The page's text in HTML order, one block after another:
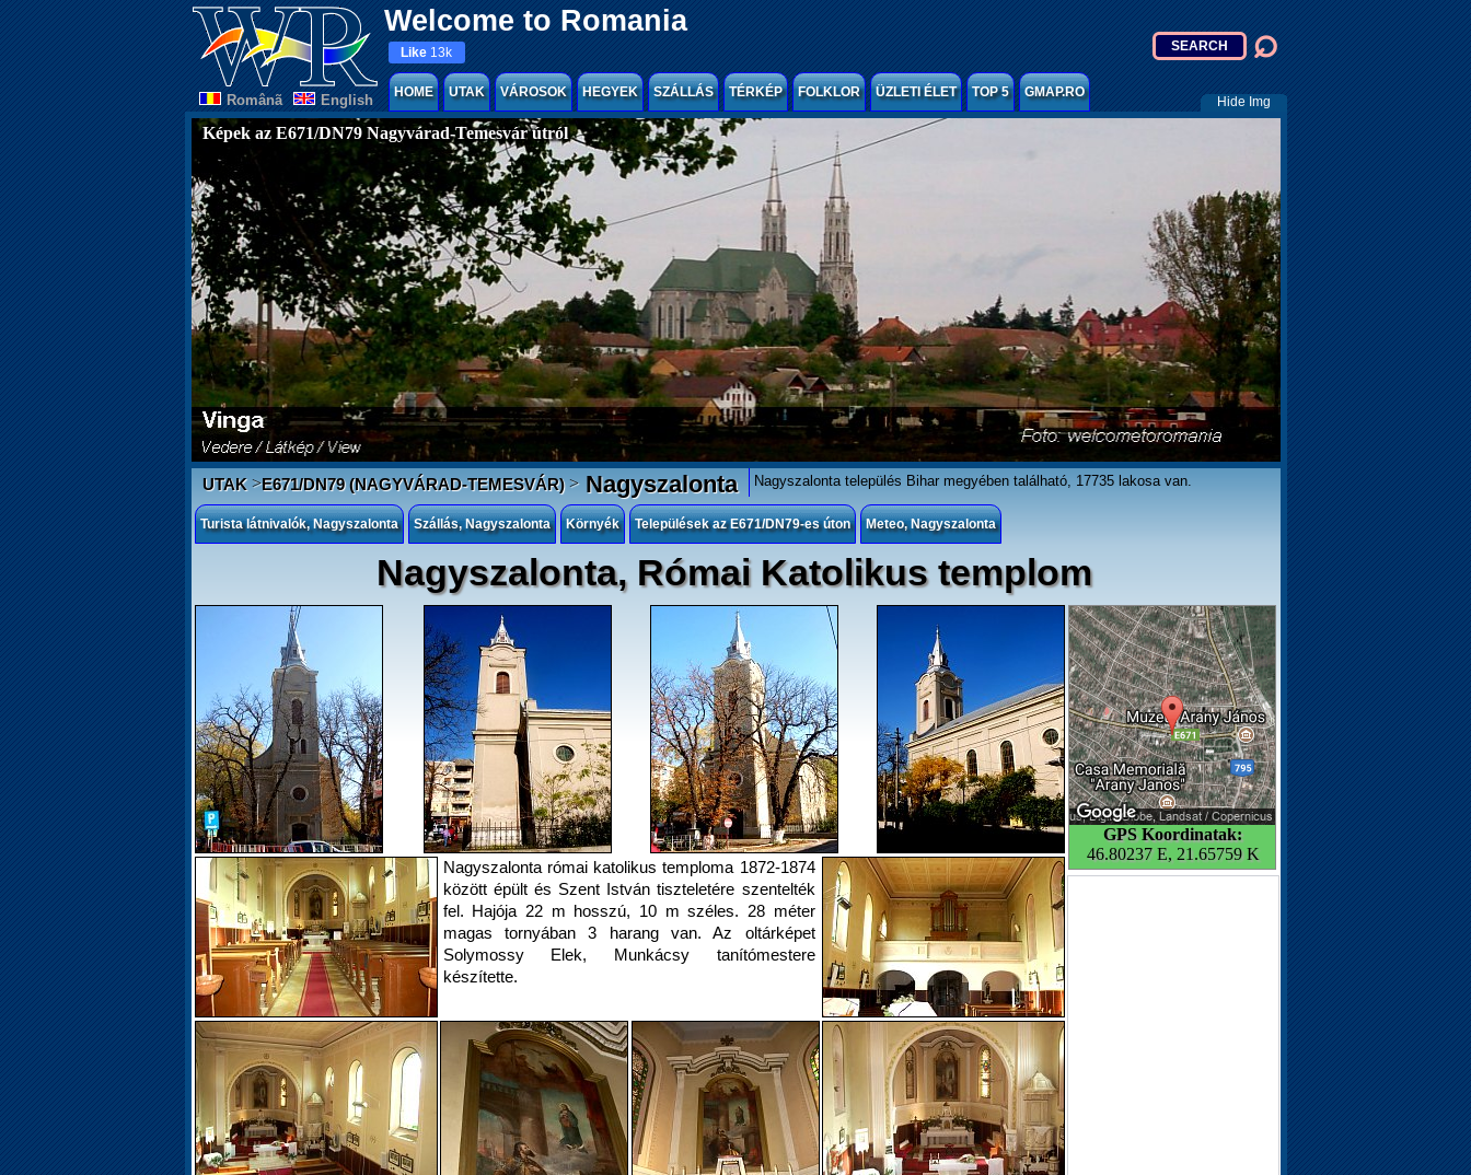
Welcome to Romania
Românã English
Like 13k
HOME UTAK VÁROSOK HEGYEK SZÁLLÁS TÉRKÉP FOLKLOR ÜZLETI ÉLET TOP 5 GMAP.RO
Hide Img
Képek az E671/DN79 Nagyvárad-Temesvár útról
UTAK>E671/DN79 (NAGYVÁRAD-TEMESVÁR)>Nagyszalonta Nagyszalonta település Bihar megyében található, 17735 lakosa van.
Turista látnivalók, Nagyszalonta Szállás, Nagyszalonta Környék Települések az E671/DN79-es úton Meteo, Nagyszalonta
Nagyszalonta, Római Katolikus templom
GPS Koordinatak:
46.80237 E, 21.65759 K
Nagyszalonta római katolikus temploma 1872-1874
között épült és Szent István tiszteletére szentelték
fel. Hajója 22 m hosszú, 10 m széles. 28 méter
magas tornyában 3 harang van. Az oltárképet
Solymossy Elek, Munkácsy tanítómestere
készítette.